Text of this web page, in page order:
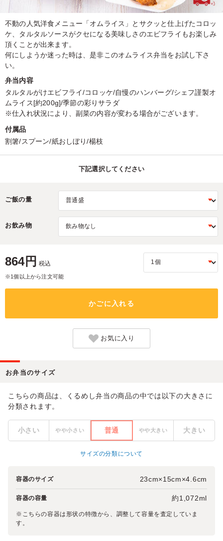
不動の人気洋食メニュー「オムライス」とサクッと仕上げたコロッ
ケ、タルタルソースがクセになる美味しさのエビフライもお楽しみ
頂くことが出来ます。
何にしようか迷った時は、是非このオムライス弁当をお試し下さ
い。
弁当内容
タルタルがけエビフライ/コロッケ/自慢のハンバーグ/シェフ謹製オ
ムライス[約200g]/季節の彩りサラダ
※仕入れ状況により、副菜の内容が変わる場合がございます。
付属品
割箸/スプーン/紙おしぼり/楊枝
下記選択してください
ご飯の量
お飲み物
864円 税込
※1個以上から注文可能
かごに入れる
お気に入り
お弁当のサイズ
こちらの商品は、くるめし弁当の商品の中では以下の大きさに
分類されます。
小さい やや小さい 普通 やや大きい 大きい
サイズの分類について
容器のサイズ 23cm×15cm×4.6cm
容器の容量 約1,072ml
※こちらの容器は形状の特徴から、調整して容量を査定していま
す。